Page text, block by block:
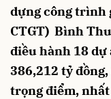
dựng công trình
CTGT) Bình
điều hành 18 dự
386,212 tỷ
trọng điểm,